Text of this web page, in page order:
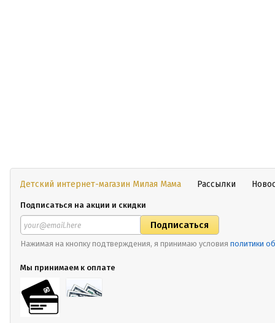
Детский интернет-магазин Милая Мама Рассылки
Подписаться на акции и скидки
Нажимая на кнопку подтверждения, я принимаю условия политики
Мы принимаем к оплате